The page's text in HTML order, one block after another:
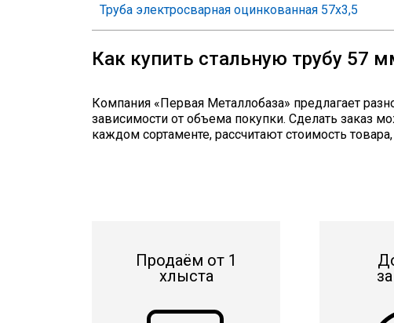
Труба электросварная оцинкованная 57х3,5
Как купить стальную трубу 57
Компания «Первая Металлобаза» предлагает
зависимости от объема покупки. Сделать заказ
каждом сортаменте, рассчитают стоимость
Продаём от 1
хлыста